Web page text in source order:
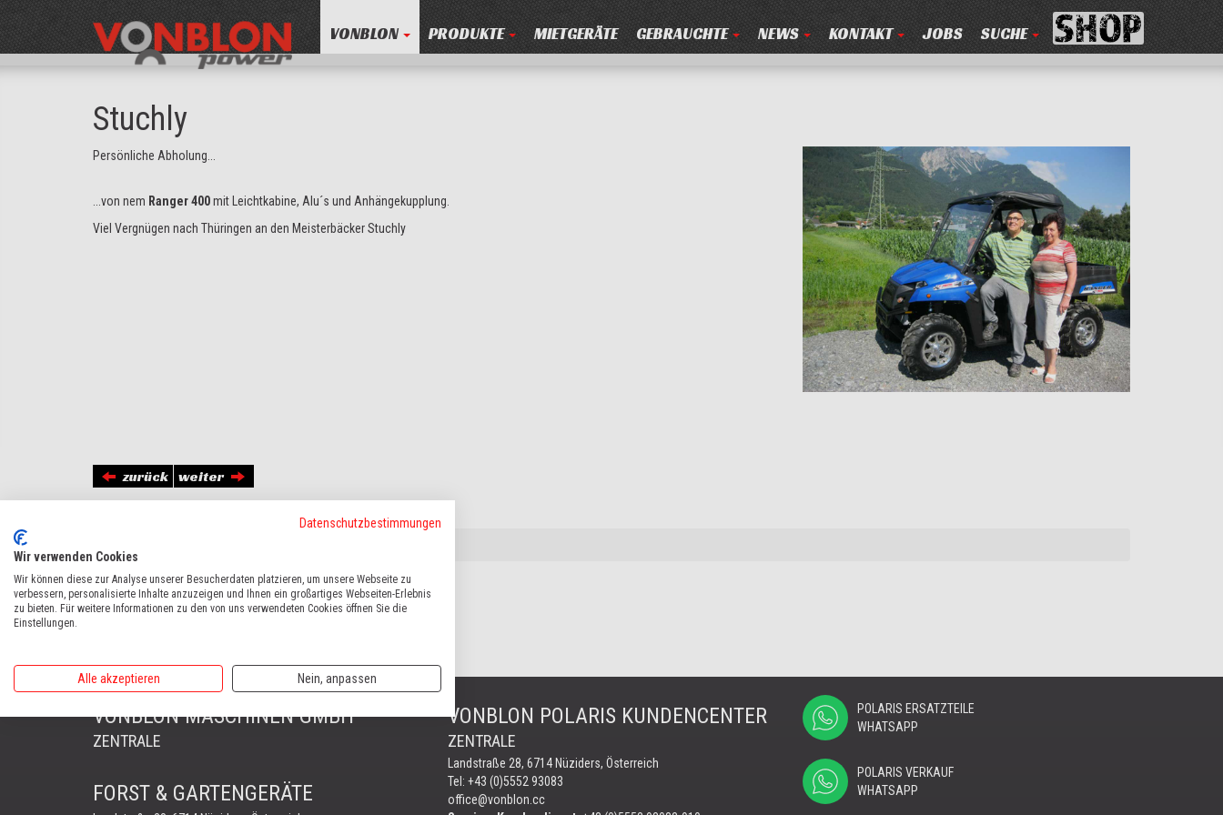
VONBLON PRODUKTE MIETGERÄTE GEBRAUCHTE NEWS KONTAKT JOBS SUCHE
Stuchly
Persönliche Abholung...
...von nem Ranger 400mit Leichtkabine, Alu´s und Anhängekupplung.
Viel Vergnügen nach Thüringen an den Meisterbäcker Stuchly
zurück weiter
VONBLON MASCHINEN GMBH
ZENTRALE
FORST & GARTENGERÄTE
VONBLON POLARIS KUNDENCENTER
ZENTRALE
Landstraße 28, 6714 Nüziders, Österreich
Tel: +43 (0)5552 93083
office@vonblon.cc
POLARIS ERSATZTEILE
WHATSAPP
POLARIS VERKAUF
WHATSAPP
Datenschutzbestimmungen
Wir verwenden Cookies
Wir können diese zur Analyse unserer Besucherdaten platzieren, um unsere Webseite zu
verbessern, personalisierte Inhalte anzuzeigen und Ihnen ein großartiges Webseiten-Erlebnis
zu bieten. Für weitere Informationen zu den von uns verwendeten Cookies öffnen Sie die
Einstellungen.
Alle akzeptieren Nein, anpassen